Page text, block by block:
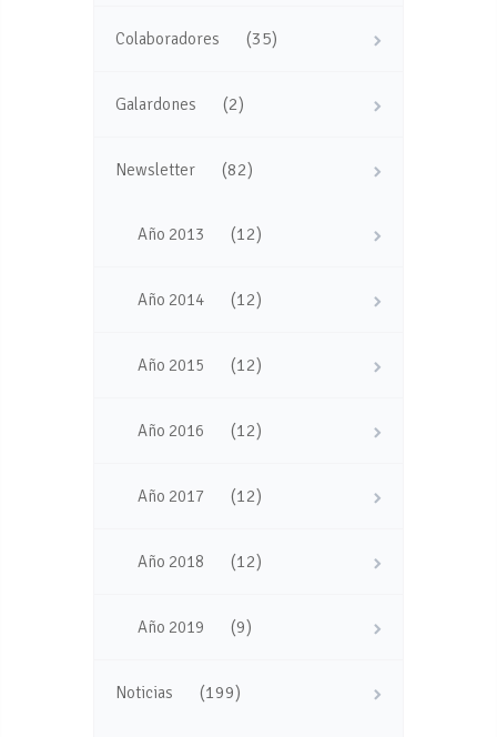
Colaboradores (35)
Galardones (2)
Newsletter (82)
Año 2013 (12)
Año 2014 (12)
Año 2015 (12)
Año 2016 (12)
Año 2017 (12)
Año 2018 (12)
Año 2019 (9)
Noticias (199)